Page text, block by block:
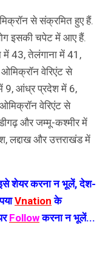
से संक्रमित हुए हैं.
इसकी चपेट में आए हैं.
में 43, तेलंगाना में 41,
वेरिएंट से
9, आंध्र प्रदेश में 6,
वेरिएंट से
और जम्मू-कश्मीर में
लद्दाख और उत्तराखंड में
शेयर करना न भूलें, देश-
Vnation के
Followकरना न भूलें...